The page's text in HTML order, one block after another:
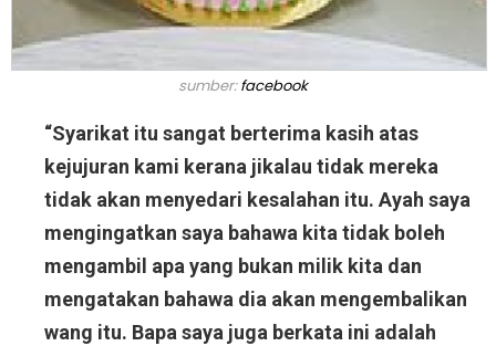
sumber:facebook
“Syarikat itu sangat berterima kasih atas
kejujuran kami kerana jikalau tidak mereka
tidak akan menyedari kesalahan itu. Ayah saya
mengingatkan saya bahawa kita tidak boleh
mengambil apa yang bukan milik kita dan
mengatakan bahawa dia akan mengembalikan
wang itu. Bapa saya juga berkata ini adalah